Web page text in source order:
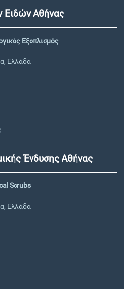
Ειδών Αθήνας
Εξοπλισμός
Ελλάδα
Ένδυσης Αθήνας
Scrubs
Ελλάδα